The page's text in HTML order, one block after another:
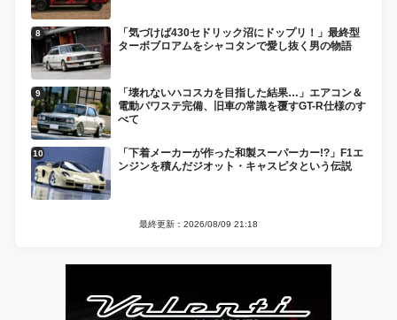
「気づけば430セドリック沼にドップリ！」最終型
ターボブロアムをシャコタンで愛し抜く男の物語
「壊れないハコスカを目指した結果…」エアコン＆
電動パワステ完備、旧車の常識を覆すGT-R仕様のす
べて
「下着メーカーが作った和製スーパーカー!?」F1エ
ンジンを積んだジオット・キャスピタという伝説
最終更新：2026/08/09 21:18